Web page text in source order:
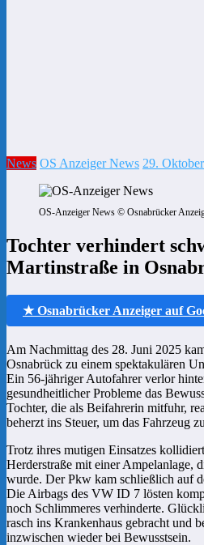
News OS Anzeiger News 29.
OS-Anzeiger News © Osnabrücker
Tochter verhindert
Martinstraße in
★ Osnabrücker Anzeiger auf
Am Nachmittag des 28. Juni 2025
Osnabrück zu einem spektakulären
Ein 56-jähriger Autofahrer verlor
gesundheitlicher Probleme das
Tochter, die als Beifahrerin mitfuhr,
beherzt ins Steuer, um das Fahrzeug
Trotz ihres mutigen Einsatzes
Herderstraße mit einer Ampelanlage,
wurde. Der Pkw kam schließlich auf
Die Airbags des VW ID 7 lösten
noch Schlimmeres verhinderte.
rasch ins Krankenhaus gebracht und
inzwischen wieder bei Bewusstsein.